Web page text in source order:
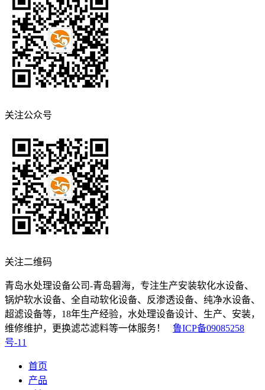
关注公众号
关注二维码
青岛水处理设备公司-青岛碧海，专注生产安装软化水设备、
锅炉软水设备、全自动软化设备、反渗透设备、纯净水设备、
超滤设备等，18年生产经验，水处理设备设计、生产、安装，
维修维护，更换滤芯滤料等一体服务！ 鲁ICP备09085258
号-11
首页
产品